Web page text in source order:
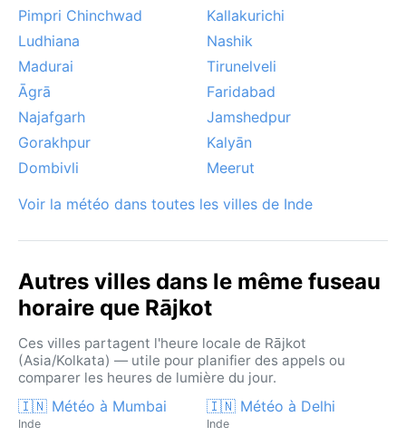
une lumière unique, idéale pour les amateurs de
météo et de culture.
Pimpri Chinchwad
Kallakurichi
Ludhiana
Nashik
Madurai
Tirunelveli
Āgrā
Faridabad
Najafgarh
Jamshedpur
Gorakhpur
Kalyān
Dombivli
Meerut
Voir la météo dans toutes les villes de Inde
Autres villes dans le même fuseau
horaire que Rājkot
Ces villes partagent l'heure locale de Rājkot
(Asia/Kolkata) — utile pour planifier des appels ou
comparer les heures de lumière du jour.
🇮🇳 Météo à Mumbai
Inde
🇮🇳 Météo à Delhi
Inde